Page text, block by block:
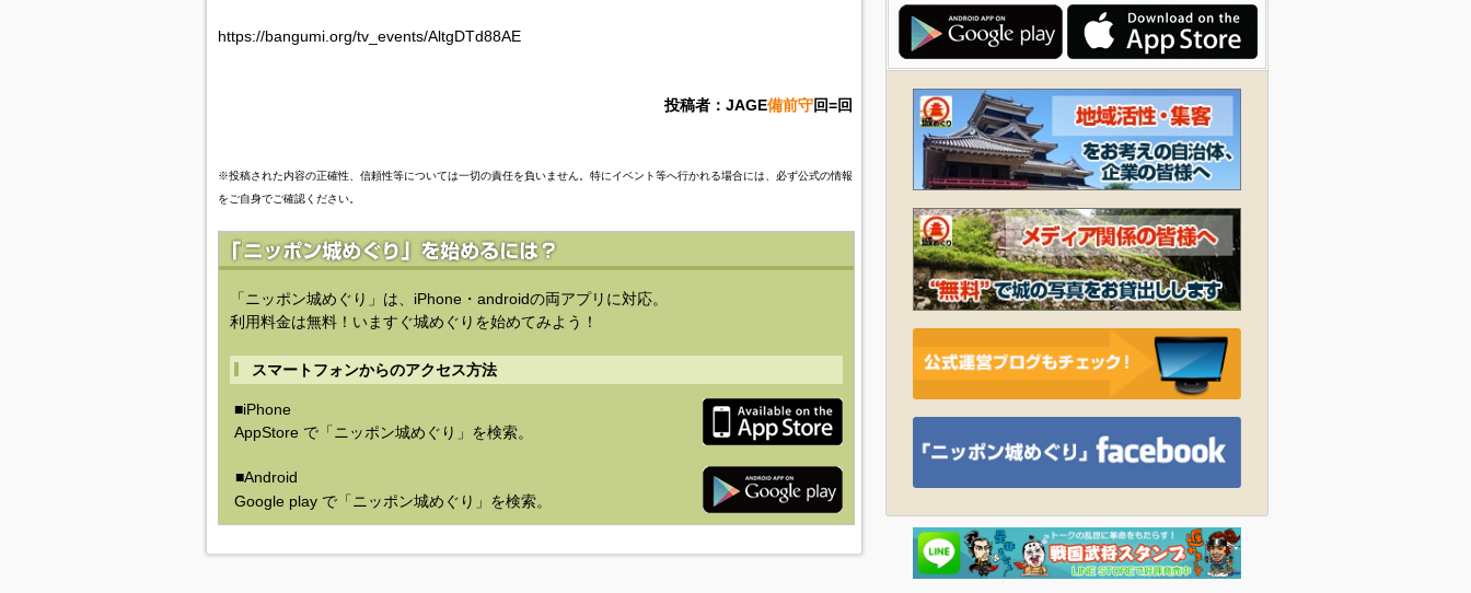
https://bangumi.org/tv_events/AltgDTd88AE
投稿者：JAGE備前守回=回
※投稿された内容の正確性、信頼性等については一切の責任を負いません。特にイベント等へ行かれる場合には、必ず公式の情報
をご自身でご確認ください。
「ニッポン城めぐり」は、iPhone・androidの両アプリに対応。
利用料金は無料！いますぐ城めぐりを始めてみよう！
スマートフォンからのアクセス方法
■iPhone
AppStore で「ニッポン城めぐり」を検索。
■Android
Google play で「ニッポン城めぐり」を検索。